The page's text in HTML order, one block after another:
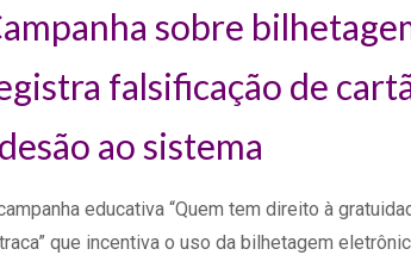
sobre
falsificação de
ao sistema
educativa “Quem tem direito à
que incentiva o uso da bilhetagem